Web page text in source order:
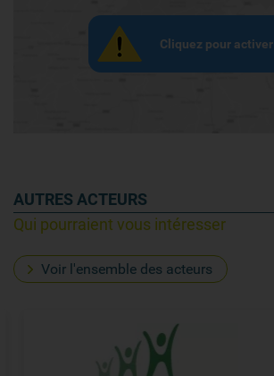
Cliquez pour activer
AUTRES ACTEURS
Qui pourraient vous intéresser
Voir l'ensemble des acteurs